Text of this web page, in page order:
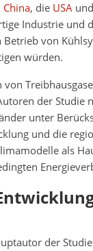
China, die USA
Industrie und
Betrieb von
würden.
von
der Studie
unter
und die
als
der